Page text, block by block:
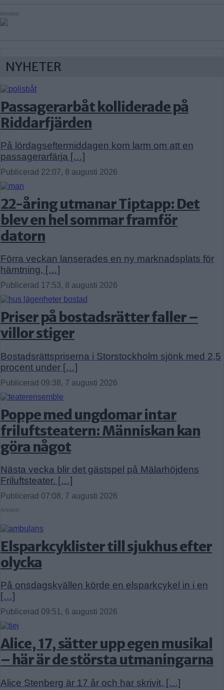
Annons:
NYHETER
Passagerarbåt kolliderade på
Riddarfjärden
På lördagseftermiddagen kom larm om att en
passagerarfärja […]
Publicerad 22:07, 8 augusti 2026
22-åring utmanar Tiptapp: Det
blev en hel sommar framför
datorn
Förra veckan lanserades en ny marknadsplats för
hämtning, […]
Publicerad 17:53, 8 augusti 2026
Priser på bostadsrätter faller –
villor stiger
Bostadsrättspriserna i Storstockholm sjönk med 2,5
procent under […]
Publicerad 09:38, 7 augusti 2026
Poppe med ungdomar intar
friluftsteatern: Människan kan
göra något
Nästa vecka blir det gästspel på Mälarhöjdens
Friluftsteater. […]
Publicerad 07:08, 7 augusti 2026
Annons:
Elsparkcyklister till sjukhus efter
olycka
På onsdagskvällen körde en elsparkcykel in i en
[…]
Publicerad 09:51, 6 augusti 2026
Alice, 17, sätter upp egen musikal
– här är de största utmaningarna
Alice Stenberg är 17 år och har skrivit, […]